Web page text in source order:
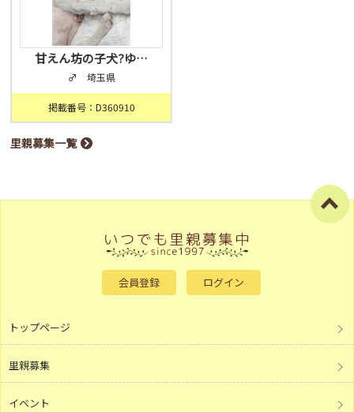
甘えん坊の子犬?ゆ…
♂ 埼玉県
掲載番号：D360910
里親募集一覧
会員登録 ログイン
トップページ
里親募集
イベント